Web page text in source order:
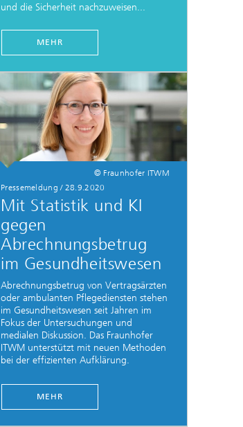
und die Sicherheit nachzuweisen...
MEHR
© Fraunhofer ITWM
Pressemeldung / 28.9.2020
Mit Statistik und KI
gegen
Abrechnungsbetrug
im Gesundheitswesen
Abrechnungsbetrug von Vertragsärzten
oder ambulanten Pflegediensten stehen
im Gesundheitswesen seit Jahren im
Fokus der Untersuchungen und
medialen Diskussion. Das Fraunhofer
ITWM unterstützt mit neuen Methoden
bei der effizienten Aufklärung.
MEHR